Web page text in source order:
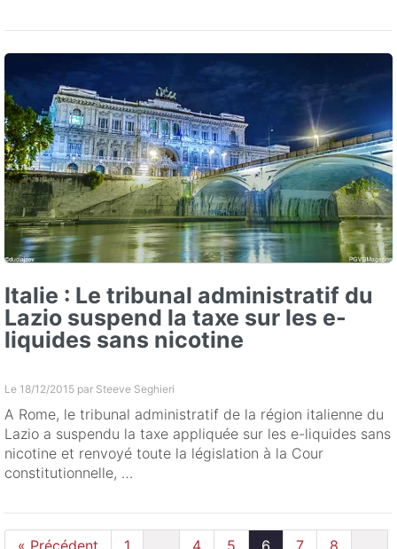
Italie : Le tribunal administratif du
Lazio suspend la taxe sur les e-
liquides sans nicotine
Le 18/12/2015 par Steeve Seghieri
A Rome, le tribunal administratif de la région italienne du
Lazio a suspendu la taxe appliquée sur les e-liquides sans
nicotine et renvoyé toute la législation à la Cour
constitutionnelle, …
« Précédent 1 4 5 6 7 8